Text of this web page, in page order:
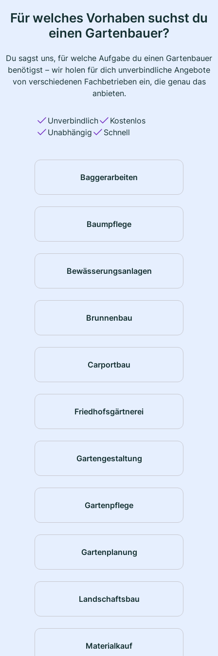
Für welches Vorhaben suchst du
einen Gartenbauer?
Du sagst uns, für welche Aufgabe du einen Gartenbauer
benötigst – wir holen für dich unverbindliche Angebote
von verschiedenen Fachbetrieben ein, die genau das
anbieten.
Unverbindlich
Kostenlos
Unabhängig
Schnell
Baggerarbeiten
Baumpflege
Bewässerungsanlagen
Brunnenbau
Carportbau
Friedhofsgärtnerei
Gartengestaltung
Gartenpflege
Gartenplanung
Landschaftsbau
Materialkauf